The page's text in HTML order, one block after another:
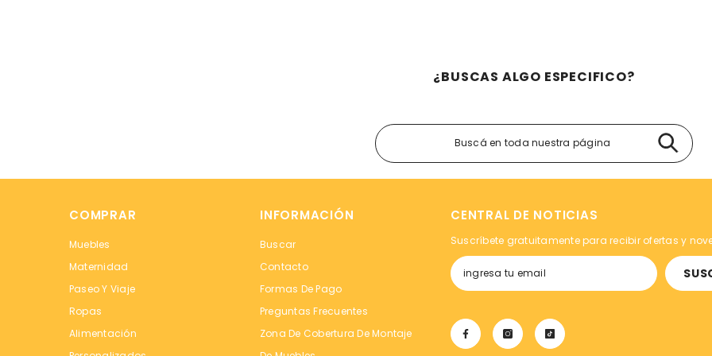
¿BUSCAS ALGO ESPECIFICO?
COMPRAR
Muebles
Maternidad
Paseo Y Viaje
Ropas
Alimentación
INFORMACIÓN
Buscar
Contacto
Formas De Pago
Preguntas Frecuentes
Zona De Cobertura De Montaje
CENTRAL DE NOTICIAS
Suscríbete gratuitamente para recibir ofertas y